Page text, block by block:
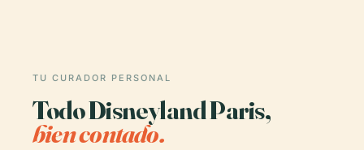
TU CURADOR PERSONAL
Todo Disneyland Paris,
bien contado.